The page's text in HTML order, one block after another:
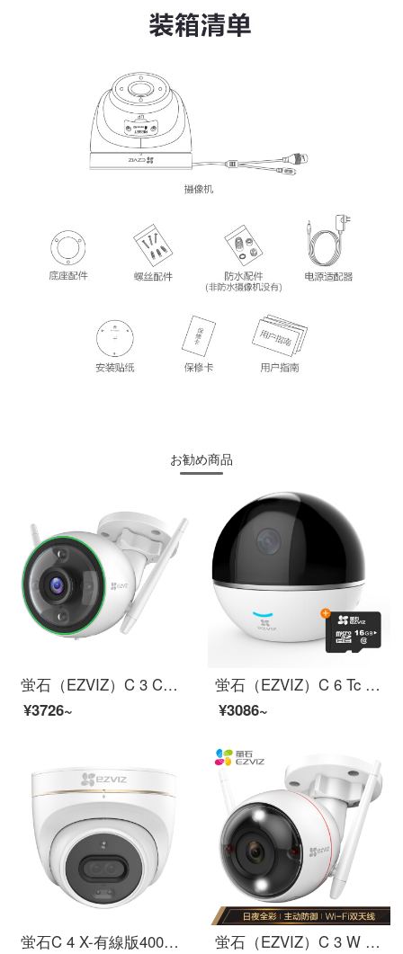
お勧め商品
蛍石（EZVIZ）C 3 Cフルカラー標準版4 mm+30天雲保存年コース蛍石（C 3 Cフルカラー標準版4 mmカメラ+30天雲保存年コース）
¥3726~
蛍石（EZVIZ）C 6 Tc 1080 P雲台カメラ+16 Gビデオ監視専用カード蛍石（C 6 Tc 1080 P雲台カメラ+16 G専用カード）
¥3086~
蛍石C 4 X-有線版400万スマートツー写真インターネットカメラH.265コード監視カメラの顧客フロー統計室外防水防塵知能人形車形検査
蛍石（EZVIZ）C 3 W 1080 P 2.8 mmフルカラーカメラインテリジェント無線ハイビジョンネットワークwifi遠隔監視カメラガン